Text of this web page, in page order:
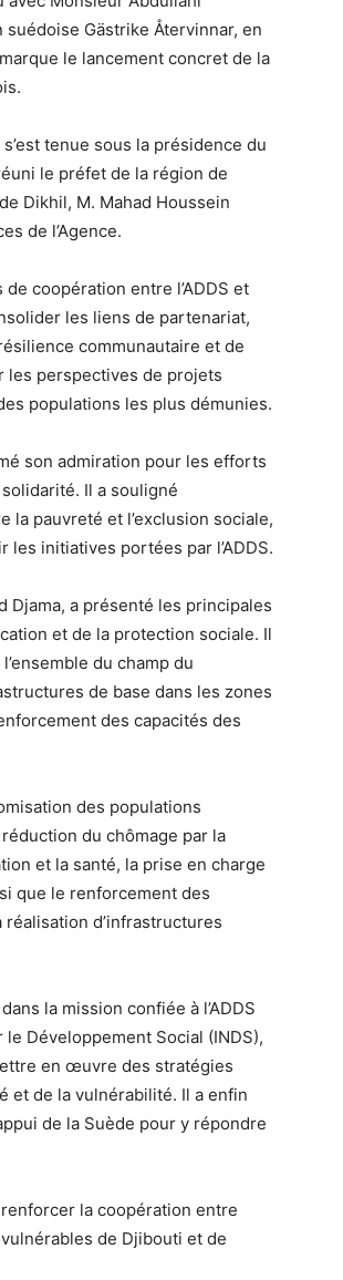
suédoise Gästrike Återvinnar, en
le lancement concret de la
tenue sous la présidence du
le préfet de la région de
Dikhil, M. Mahad Houssein
de l’Agence.
coopération entre l’ADDS et
les liens de partenariat,
communautaire et de
les perspectives de projets
populations les plus démunies.
son admiration pour les efforts
Il a souligné
la pauvreté et l’exclusion sociale,
les initiatives portées par l’ADDS.
Djama, a présenté les principales
et de la protection sociale. Il
du champ du
de base dans les zones
des capacités des
des populations
du chômage par la
et la santé, la prise en charge
que le renforcement des
d’infrastructures
la mission confiée à l’ADDS
Développement Social (INDS),
en œuvre des stratégies
et de la vulnérabilité. Il a enfin
de la Suède pour y répondre
la coopération entre
de Djibouti et de